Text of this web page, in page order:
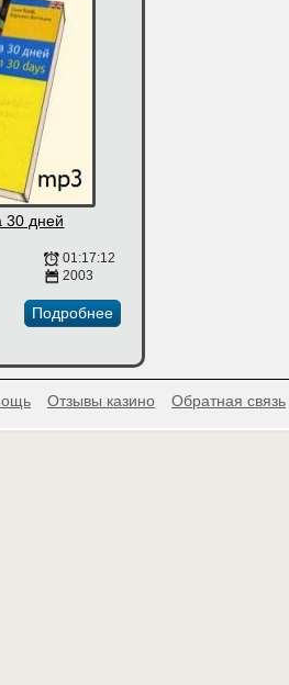
30 дней
01:17:12
2003
Подробнее
Отзывы казино Обратная связь